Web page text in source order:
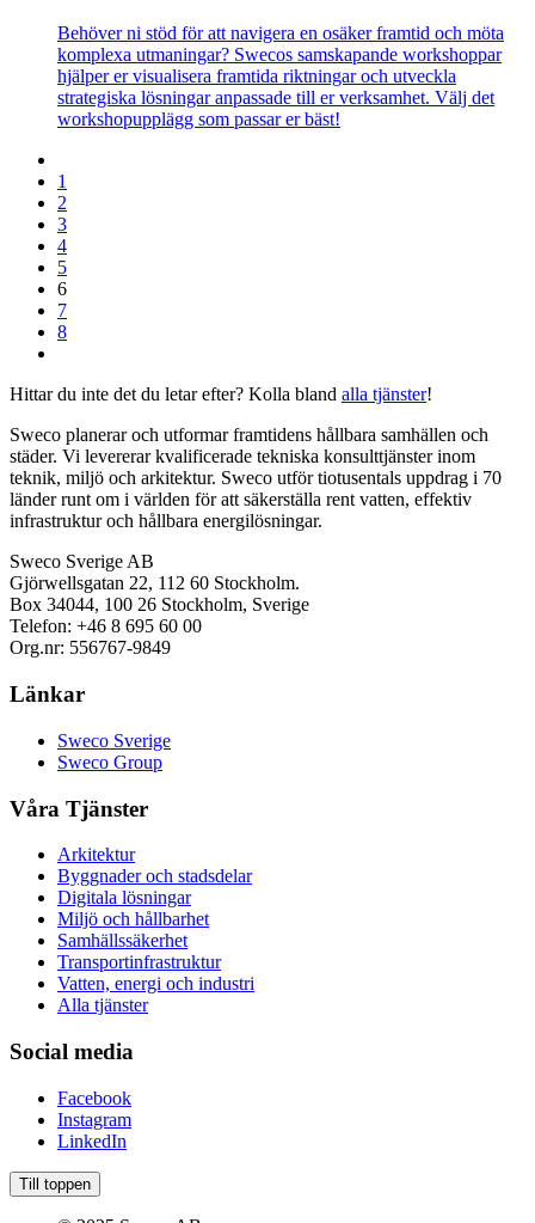
Behöver ni stöd för att navigera en osäker framtid och möta
komplexa utmaningar? Swecos samskapande workshoppar
hjälper er visualisera framtida riktningar och utveckla
strategiska lösningar anpassade till er verksamhet. Välj det
workshopupplägg som passar er bäst!
1
2
3
4
5
6
7
8
Hittar du inte det du letar efter? Kolla bland alla tjänster!
Sweco planerar och utformar framtidens hållbara samhällen och
städer. Vi levererar kvalificerade tekniska konsulttjänster inom
teknik, miljö och arkitektur. Sweco utför tiotusentals uppdrag i 70
länder runt om i världen för att säkerställa rent vatten, effektiv
infrastruktur och hållbara energilösningar.
Sweco Sverige AB
Gjörwellsgatan 22, 112 60 Stockholm.
Box 34044, 100 26 Stockholm, Sverige
Telefon: +46 8 695 60 00
Org.nr: 556767-9849
Länkar
Sweco Sverige
Sweco Group
Våra Tjänster
Arkitektur
Byggnader och stadsdelar
Digitala lösningar
Miljö och hållbarhet
Samhällssäkerhet
Transportinfrastruktur
Vatten, energi och industri
Alla tjänster
Social media
Facebook
Instagram
LinkedIn
Till toppen